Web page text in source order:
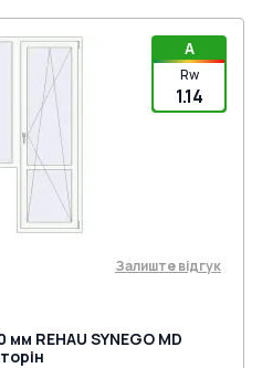
A
Rw
1.14
Залиште відгук
REHAU SYNEGO MD